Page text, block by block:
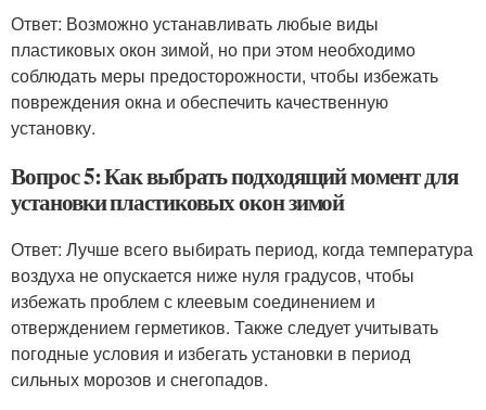
Ответ: Возможно устанавливать любые виды
пластиковых окон зимой, но при этом необходимо
соблюдать меры предосторожности, чтобы избежать
повреждения окна и обеспечить качественную
установку.
Вопрос 5: Как выбрать подходящий момент для
установки пластиковых окон зимой
Ответ: Лучше всего выбирать период, когда температура
воздуха не опускается ниже нуля градусов, чтобы
избежать проблем с клеевым соединением и
отверждением герметиков. Также следует учитывать
погодные условия и избегать установки в период
сильных морозов и снегопадов.